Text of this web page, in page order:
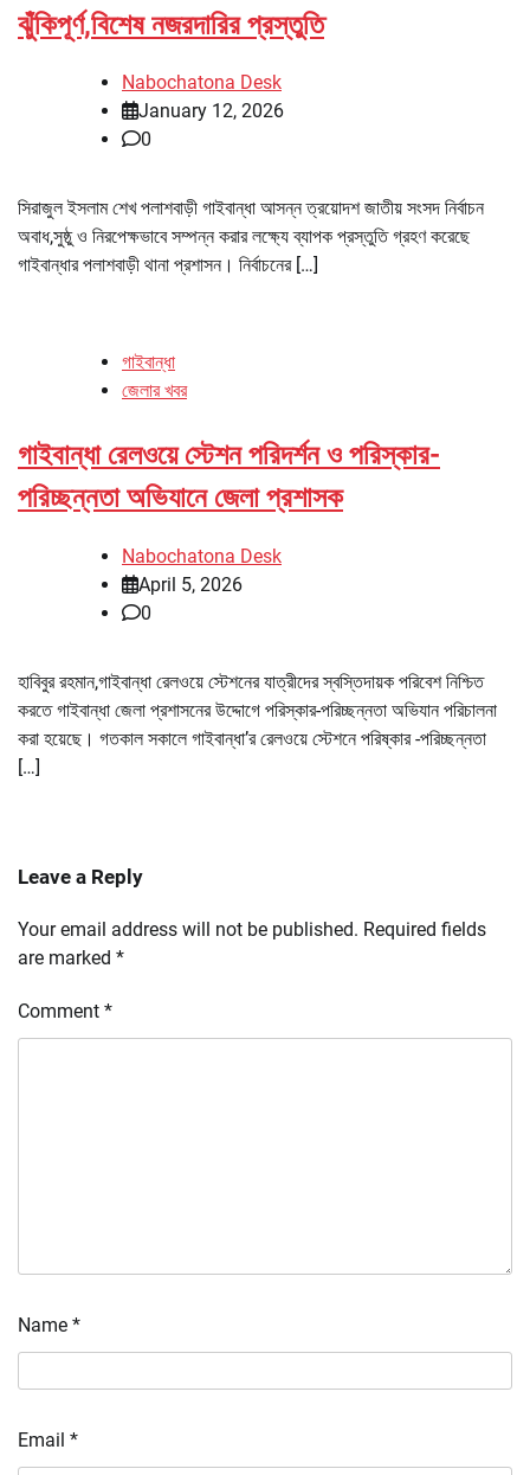
ঝুঁকিপূর্ণ,বিশেষ নজরদারির প্রস্তুতি
Nabochatona Desk
January 12, 2026
0
সিরাজুল ইসলাম শেখ পলাশবাড়ী গাইবান্ধা আসন্ন ত্রয়োদশ জাতীয় সংসদ নির্বাচন
অবাধ,সুষ্ঠু ও নিরপেক্ষভাবে সম্পন্ন করার লক্ষ্যে ব্যাপক প্রস্তুতি গ্রহণ করেছে
গাইবান্ধার পলাশবাড়ী থানা প্রশাসন। নির্বাচনের […]
গাইবান্ধা
জেলার খবর
গাইবান্ধা রেলওয়ে স্টেশন পরিদর্শন ও পরিস্কার-
পরিচ্ছন্নতা অভিযানে জেলা প্রশাসক
Nabochatona Desk
April 5, 2026
0
হাবিবুর রহমান,গাইবান্ধা রেলওয়ে স্টেশনের যাত্রীদের স্বস্তিদায়ক পরিবেশ নিশ্চিত
করতে গাইবান্ধা জেলা প্রশাসনের উদ্দোগে পরিস্কার-পরিচ্ছন্নতা অভিযান পরিচালনা
করা হয়েছে। গতকাল সকালে গাইবান্ধা’র রেলওয়ে স্টেশনে পরিষ্কার -পরিচ্ছন্নতা
[…]
Leave a Reply
Your email address will not be published. Required fields
are marked *
Comment *
Name *
Email *